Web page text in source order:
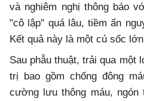
và nghiêm nghị thông báo
"cô lập" quá lâu, tiềm ẩn
Kết quả này là một cú sốc
Sau phẫu thuật, trải qua một
trị bao gồm chống đông
cường lưu thông máu,